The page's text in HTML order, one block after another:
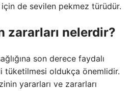
de sevilen pekmez türüdür.
zararları nelerdir?
son derece faydalı
tüketilmesi oldukça önemlidir.
yararları ve zararları